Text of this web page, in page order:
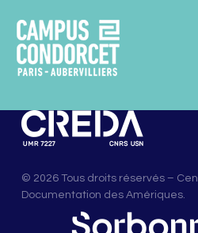
© 2026 Tous droits réservés –
Documentation des Amériques.